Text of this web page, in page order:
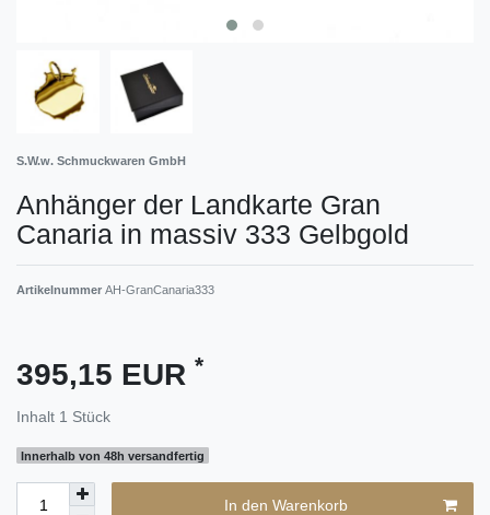
S.W.w. Schmuckwaren GmbH
Anhänger der Landkarte Gran
Canaria in massiv 333 Gelbgold
Artikelnummer AH-GranCanaria333
395,15 EUR *
Inhalt 1 Stück
Innerhalb von 48h versandfertig
In den Warenkorb